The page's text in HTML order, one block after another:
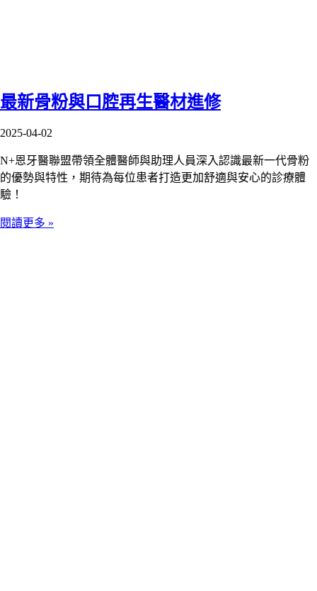
最新骨粉與口腔再生醫材進修
2025-04-02
N+恩牙醫聯盟帶領全體醫師與助理人員深入認識最新一代骨粉
的優勢與特性，期待為每位患者打造更加舒適與安心的診療體
驗！
閱讀更多 »